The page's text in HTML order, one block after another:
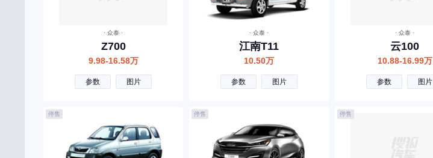
· 众泰 ·
Z700
9.98-16.58万
参数 图片
· 众泰 ·
江南T11
10.50万
参数 图片
· 众泰 ·
云100
10.88-16.99万
参数 图片
停售 停售 停售
东风风度